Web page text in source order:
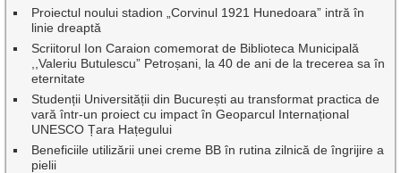
Proiectul noului stadion „Corvinul 1921 Hunedoara” intră în
linie dreaptă
Scriitorul Ion Caraion comemorat de Biblioteca Municipală
,,Valeriu Butulescu” Petroșani, la 40 de ani de la trecerea sa în
eternitate
Studenții Universității din București au transformat practica de
vară într-un proiect cu impact în Geoparcul Internațional
UNESCO Țara Hațegului
Beneficiile utilizării unei creme BB în rutina zilnică de îngrijire a
pielii